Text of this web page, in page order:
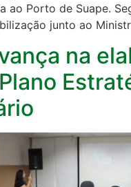
ao Porto de Suape.
junto ao
na